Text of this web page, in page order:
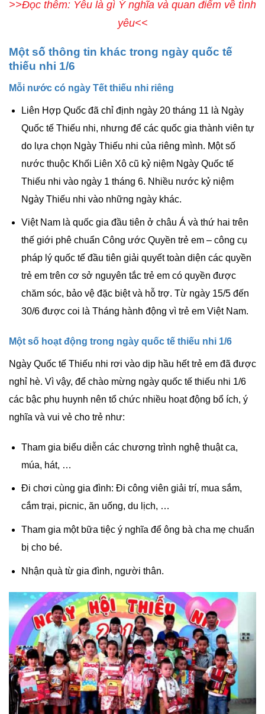
>>Đọc thêm: Yêu là gì Ý nghĩa và quan điểm về tình
yêu<<
Một số thông tin khác trong ngày quốc tế
thiếu nhi 1/6
Mỗi nước có ngày Tết thiếu nhi riêng
Liên Hợp Quốcđã chỉ định ngày 20 tháng 11 là Ngày
Quốc tế Thiếu nhi, nhưng để các quốc gia thành viên tự
do lựa chọn Ngày Thiếu nhi của riêng mình. Một số
nước thuộc Khối Liên Xô cũ kỷ niệm Ngày Quốc tế
Thiếu nhi vào ngày 1 tháng 6. Nhiều nước kỷ niệm
Ngày Thiếu nhi vào những ngày khác.
Việt Nam là quốc gia đầu tiên ở châu Á và thứ hai trên
thế giới phê chuẩn Công ước Quyền trẻ em– công cụ
pháp lý quốc tế đầu tiên giải quyết toàn diện các quyền
trẻ em trên cơ sở nguyên tắc trẻ em có quyền được
chăm sóc, bảo vệ đặc biệt và hỗ trợ. Từ ngày 15/5 đến
30/6 được coi là Tháng hành động vì trẻ em Việt Nam.
Một số hoạt động trong ngày quốc tế thiếu nhi 1/6
Ngày Quốc tế Thiếu nhi rơi vào dịp hầu hết trẻ em đã được
nghỉ hè. Vì vậy, để chào mừng ngày quốc tế thiếu nhi 1/6
các bậc phụ huynh nên tổ chức nhiều hoạt động bổ ích, ý
nghĩa và vui vẻ cho trẻ như:
Tham gia biểu diễn các chương trình nghệ thuật ca,
múa, hát, …
Đi chơi cùng gia đình: Đi công viên giải trí, mua sắm,
cắm trại, picnic, ăn uống, du lịch, …
Tham gia một bữa tiệc ý nghĩa để ông bà cha mẹ chuẩn
bị cho bé.
Nhận quà từ gia đình, người thân.